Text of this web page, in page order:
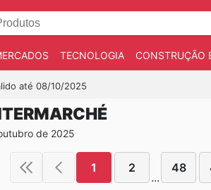
TECNOLOGIA CONSTRUÇÃO
até 08/10/2025
de 2025
1 2
...
48